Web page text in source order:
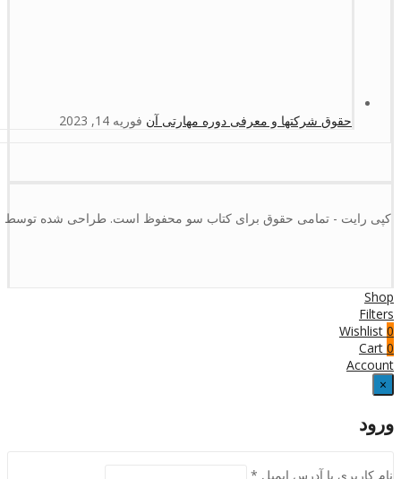
حقوق شرکتها و معرفی دوره مهارتی آن فوریه 14, 2023
کپی رایت - تمامی حقوق برای کتاب سو محفوظ است. طراحی شده
Shop
Filters
0
Wishlist
0
Cart
Account
×
ورود
نام کاربری یا آدرس ایمیل *